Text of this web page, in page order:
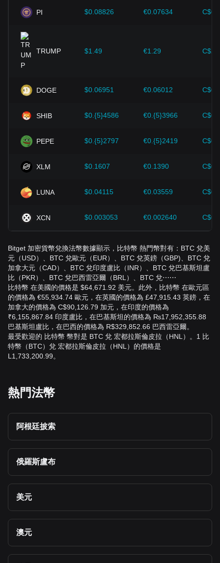
PI $0.08826 €0.07634
TRUMP $1.49 €1.29
DOGE $0.06951 €0.06012
SHIB $0.{5}4586 €0.{5}3966
PEPE $0.{5}2797 €0.{5}2419
XLM $0.1607 €0.1390
LUNA $0.04115 €0.03559
XCN $0.003053 €0.002640
Bitget 加密貨幣兌換法幣數據顯示，比特幣 熱門幣對有：BTC 兌美
元（USD）、BTC 兌歐元（EUR）、BTC 兌英鎊（GBP)、BTC 兌
加拿大元（CAD）、BTC 兌印度盧比（INR）、BTC 兌巴基斯坦盧
比（PKR）、BTC 兌巴西雷亞爾（BRL）、BTC 兌⋯⋯
比特幣 在美國的價格是 $64,671.92 美元。此外，比特幣 在歐元區
的價格為 €55,934.74 歐元，在英國的價格為 £47,915.43 英鎊，在
加拿大的價格為 C$90,126.79 加元，在印度的價格為
₹6,155,867.84 印度盧比，在巴基斯坦的價格為 ₨17,952,355.88
巴基斯坦盧比，在巴西的價格為 R$329,852.66 巴西雷亞爾。
最受歡迎的 比特幣 幣對是 BTC 兌 宏都拉斯倫皮拉（HNL）。1 比
特幣（BTC）兌 宏都拉斯倫皮拉（HNL）的價格是
L1,733,200.99。
熱門法幣
阿根廷披索
俄羅斯盧布
美元
澳元